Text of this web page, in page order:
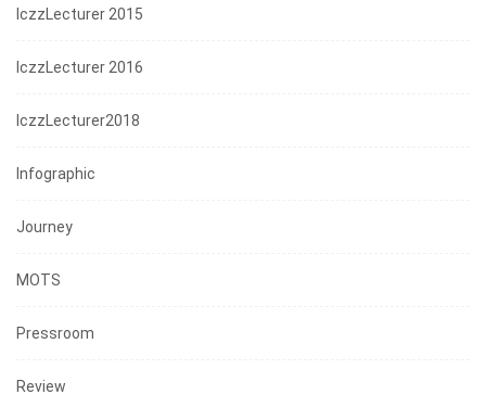
IczzLecturer 2015
IczzLecturer 2016
IczzLecturer2018
Infographic
Journey
MOTS
Pressroom
Review